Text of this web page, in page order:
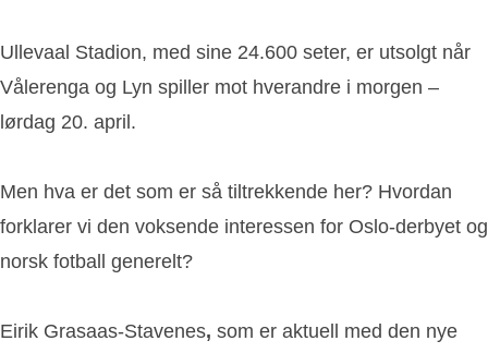
Ullevaal Stadion, med sine 24.600 seter, er utsolgt når
Vålerenga og Lyn spiller mot hverandre i morgen –
lørdag 20. april.
Men hva er det som er så tiltrekkende her? Hvordan
forklarer vi den voksende interessen for Oslo-derbyet og
norsk fotball generelt?
Eirik Grasaas-Stavenes, som er aktuell med den nye